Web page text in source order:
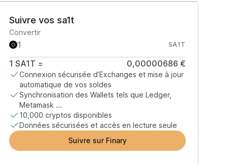
Suivre vos sa1t
Convertir
SA1T
1 SA1T = 0,00000686 €
Connexion sécurisée d’Exchanges et mise à jour
automatique de vos soldes
Synchronisation des Wallets tels que Ledger,
Metamask ...
10,000 cryptos disponibles
Données sécurisées et accès en lecture seule
Suivre sur Finary